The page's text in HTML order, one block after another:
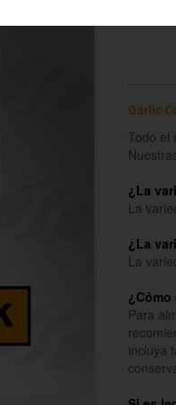
Garlic
Todo el
¿La
La
¿La
La
Para
incluya